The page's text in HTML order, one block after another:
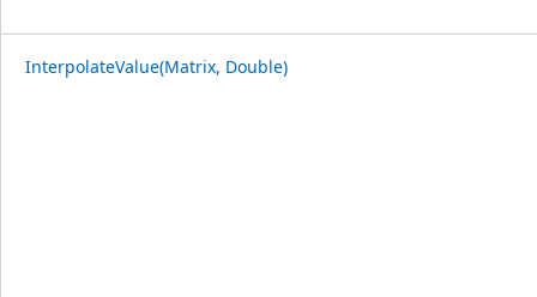
InterpolateValue(Matrix, Double)